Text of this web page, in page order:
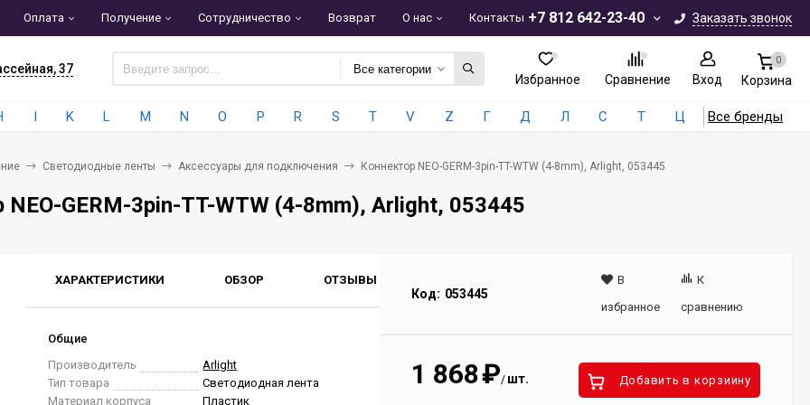
+7 812 642-23-40 Заказать звонок
Оплата Получение Сотрудничество Возврат О нас Контакты
37 Все категории
Избранное Сравнение Вход
0
Корзина
I K L M N O P R S T V Z Г Д Л С Т Ц Все бренды
Светодиодные ленты Аксессуары для подключения Коннектор NEO-GERM-3pin-TT-WTW (4-8mm), Arlight, 053445
NEO-GERM-3pin-TT-WTW (4-8mm), Arlight, 053445
ХАРАКТЕРИСТИКИ ОБЗОР ОТЗЫВЫ
Общие
Производитель
Arlight
Тип товара
Светодиодная лента
Материал корпуса
Пластик
Код: 053445
В
избранное
К
сравнению
1 868₽/ шт. Добавить в корзиину